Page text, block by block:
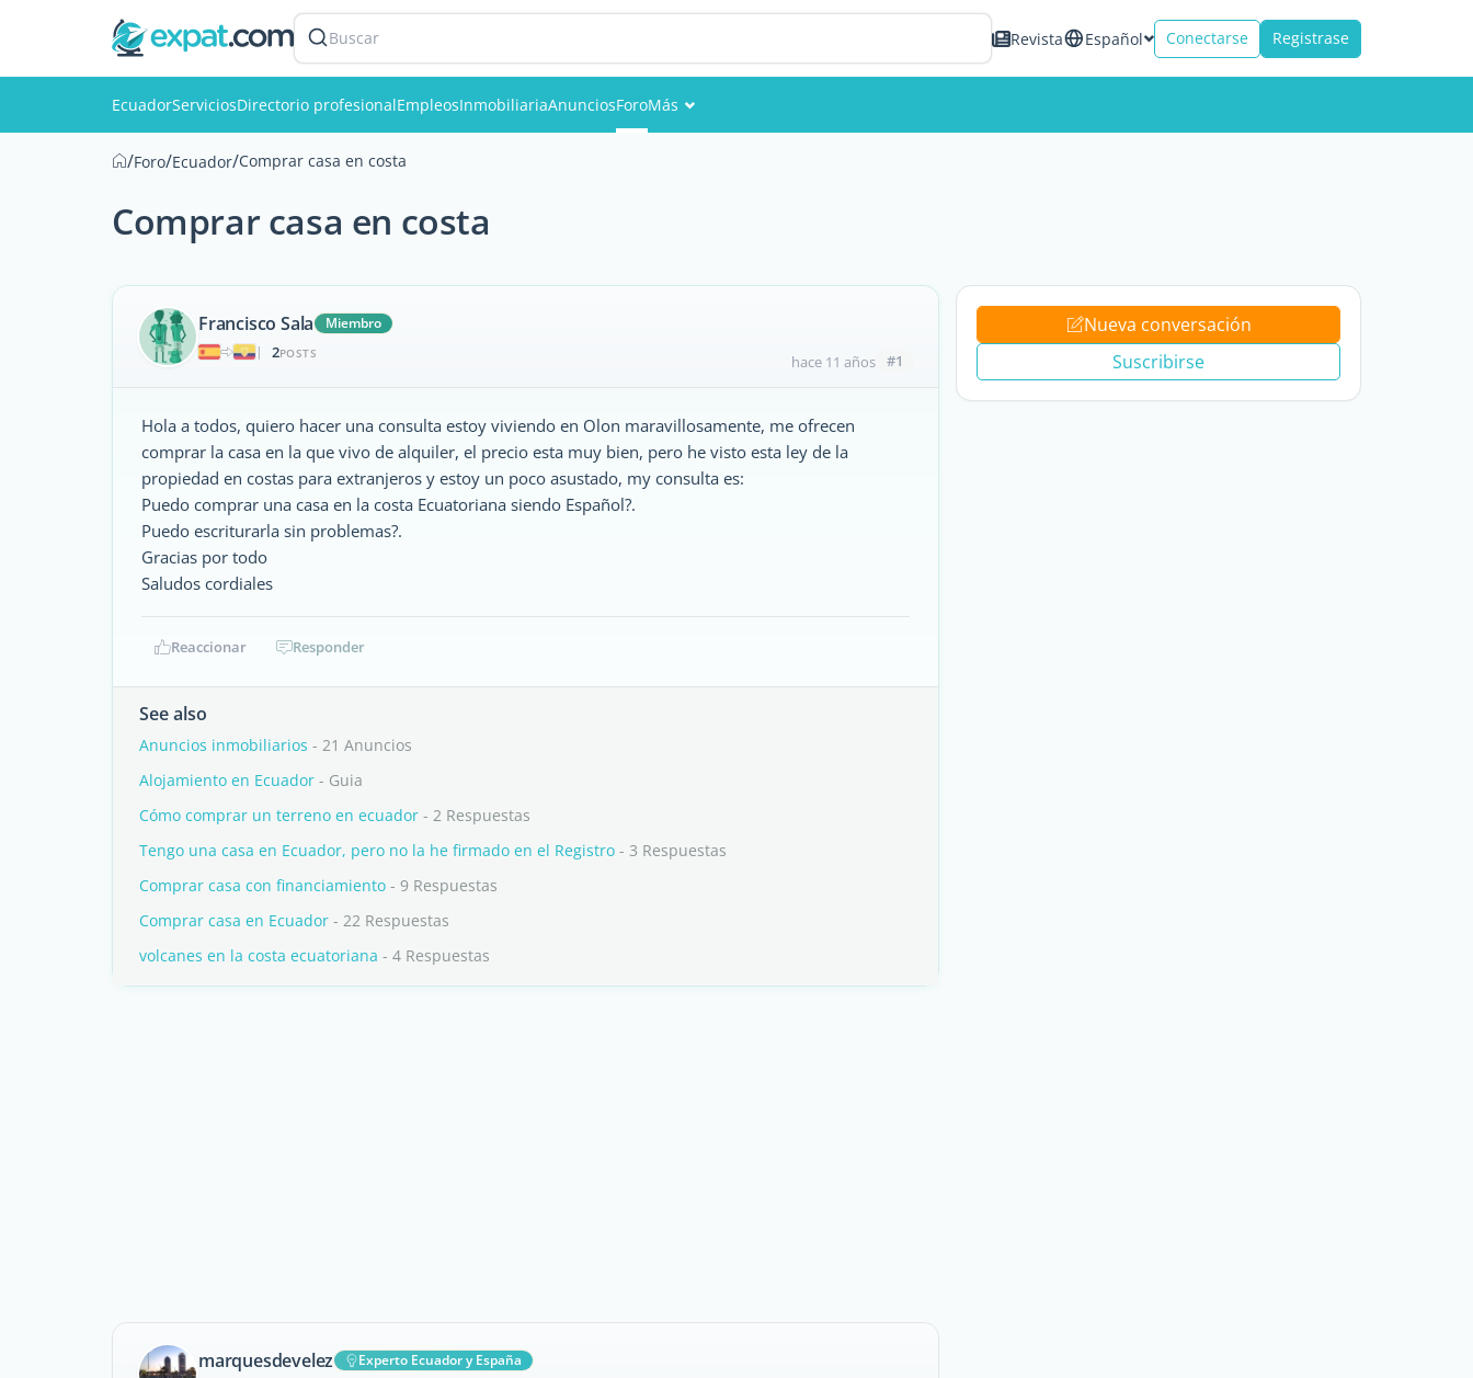
Buscar Revista Español Conectarse Registrase
EcuadorServiciosDirectorio profesionalEmpleosInmobiliariaAnunciosForoMás
/Foro/Ecuador/Comprar casa en costa
Comprar casa en costa
Francisco Sala
Miembro
|
2POSTS hace 11 años #1
Hola a todos, quiero hacer una consulta estoy viviendo en Olon maravillosamente, me ofrecen
comprar la casa en la que vivo de alquiler, el precio esta muy bien, pero he visto esta ley de la
propiedad en costas para extranjeros y estoy un poco asustado, my consulta es:
Puedo comprar una casa en la costa Ecuatoriana siendo Español?.
Puedo escriturarla sin problemas?.
Gracias por todo
Saludos cordiales
Reaccionar Responder
See also
Anuncios inmobiliarios - 21 Anuncios
Alojamiento en Ecuador - Guia
Cómo comprar un terreno en ecuador - 2 Respuestas
Tengo una casa en Ecuador, pero no la he firmado en el Registro - 3 Respuestas
Comprar casa con financiamiento - 9 Respuestas
Comprar casa en Ecuador - 22 Respuestas
volcanes en la costa ecuatoriana - 4 Respuestas
marquesdevelez
Experto Ecuador y España
Nueva conversación
Suscribirse